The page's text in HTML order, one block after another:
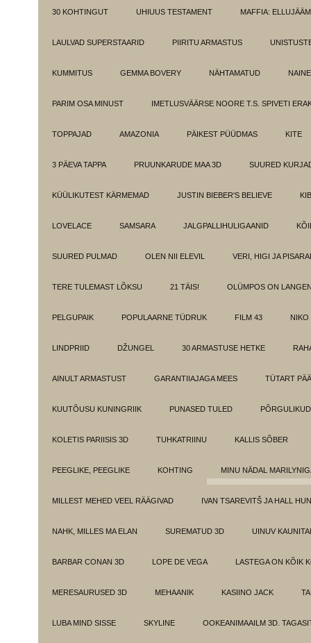
30 KOHTINGUT UHIUUS TESTAMENT MAFFIA:
LAULVAD SUPERSTAARID PIIRITU ARMASTUS
KUMMITUS GEMMA BOVERY NÄHTAMATUD
PARIM OSA MINUST IMETLUSVÄÄRSE NOORE T.S. SPIVETI
TOPPAJAD AMAZONIA PÄIKEST PÜÜDMAS KITE
3 PÄEVA TAPPA PRUUNKARUDE MAA 3D SUURED
KÜÜLIKUTEST KÄRMEMAD JUSTIN BIEBER'S BELIEVE
LOVELACE SAMSARA JALGPALLIHULIGAANID
SUURED PULMAD OLEN NII ELEVIL VERI, HIGI JA
TERE TULEMAST LÕKSU 21 TÄIS! OLÜMPOS ON
PELGUPAIK POPULAARNE TÜDRUK FILM 43 NIKO
LINDPRIID DŽUNGEL 30 ARMASTUSE HETKE
AINULT ARMASTUST GARANTIIAJAGA MEES TÜTART
KUUTÕUSU KUNINGRIIK PUNASED TULED
KOLETIS PARIISIS 3D TUHKATRIINU KALLIS SÕBER
PEEGLIKE, PEEGLIKE KOHTING MINU NÄDAL
MILLEST MEHED VEEL RÄÄGIVAD IVAN TSAREVITŠ JA HALL
NAHK, MILLES MA ELAN SUREMATUD 3D UINUV
BARBAR CONAN 3D LOPE DE VEGA LASTEGA ON KÕIK
MERESAURUSED 3D MEHAANIK KASIINO JACK
LUBA MIND SISSE SKYLINE OOKEANIMAAILM 3D.